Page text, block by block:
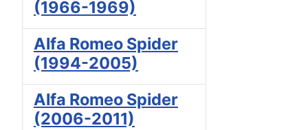
(1966-1969)
Alfa Romeo Spider
(1994-2005)
Alfa Romeo Spider
(2006-2011)